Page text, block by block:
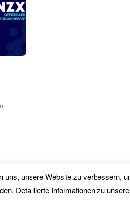
unsere Website zu verbessern,
Detaillierte Informationen zu